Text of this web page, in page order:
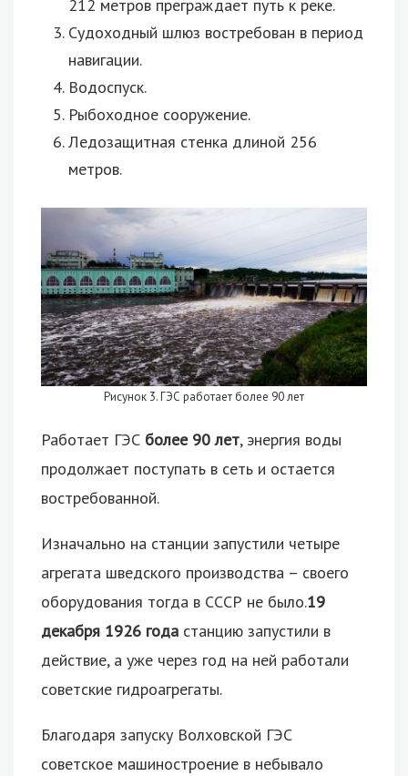
212 метров преграждает путь к реке.
Судоходный шлюз востребован в период
навигации.
Водоспуск.
Рыбоходное сооружение.
Ледозащитная стенка длиной 256
метров.
Рисунок 3. ГЭС работает более 90 лет
Работает ГЭС более 90 лет, энергия воды
продолжает поступать в сеть и остается
востребованной.
Изначально на станции запустили четыре
агрегата шведского производства – своего
оборудования тогда в СССР не было.19
декабря 1926 года станцию запустили в
действие, а уже через год на ней работали
советские гидроагрегаты.
Благодаря запуску Волховской ГЭС
советское машиностроение в небывало